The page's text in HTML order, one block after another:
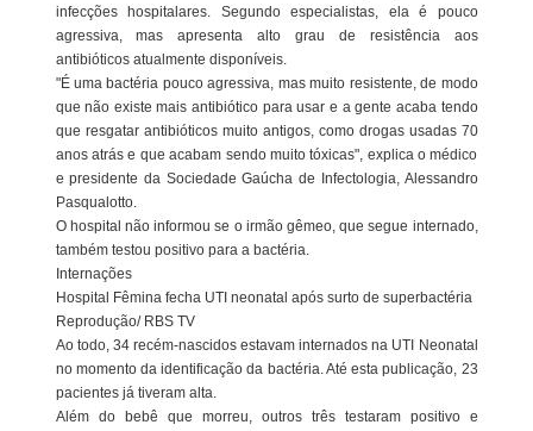
infecções hospitalares. Segundo especialistas, ela é pouco
agressiva, mas apresenta alto grau de resistência aos
antibióticos atualmente disponíveis.
"É uma bactéria pouco agressiva, mas muito resistente, de modo
que não existe mais antibiótico para usar e a gente acaba tendo
que resgatar antibióticos muito antigos, como drogas usadas 70
anos atrás e que acabam sendo muito tóxicas", explica o médico
e presidente da Sociedade Gaúcha de Infectologia, Alessandro
Pasqualotto.
O hospital não informou se o irmão gêmeo, que segue internado,
também testou positivo para a bactéria.
Internações
Hospital Fêmina fecha UTI neonatal após surto de superbactéria
Reprodução/ RBS TV
Ao todo, 34 recém-nascidos estavam internados na UTI Neonatal
no momento da identificação da bactéria. Até esta publicação, 23
pacientes já tiveram alta.
Além do bebê que morreu, outros três testaram positivo e